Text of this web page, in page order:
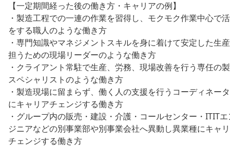
【一定期間経った後の働き方・キャリアの例】
・製造工程での一連の作業を習得し、モクモク作業中心で
をする職人のような働き方
・専門知識やマネジメントスキルを身に着けて安定した生
担うための現場リーダーのような働き方
・クライアント常駐で生産、労務、現場改善を行う専任の
スペシャリストのような働き方
・製造現場に留まらず、働く人の支援を行うコーディネー
にキャリアチェンジする働き方
・グループ内の販売・建設・介護・コールセンター・ITIT
ジニアなどの別事業部や別事業会社へ異動し異業種にキャ
チェンジする働き方